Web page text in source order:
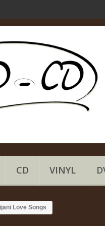
CD VINYL
Love Songs